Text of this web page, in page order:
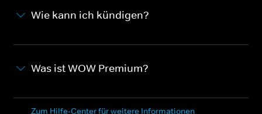
Wie kann ich kündigen?
Was ist WOW Premium?
Zum Hilfe-Center für weitere Informationen